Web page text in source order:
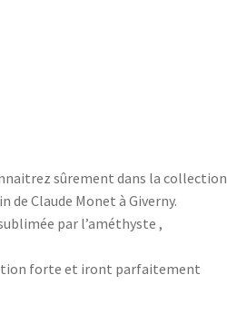
sûrement dans la collection
de Claude Monet à Giverny.
par l’améthyste ,
forte et iront parfaitement